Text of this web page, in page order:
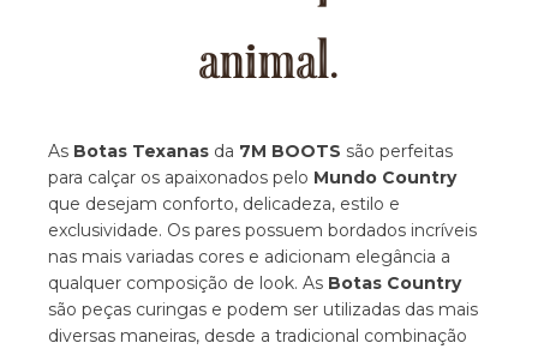
animal.
As Botas Texanas da 7M BOOTS são perfeitas
para calçar os apaixonados pelo Mundo Country
que desejam conforto, delicadeza, estilo e
exclusividade. Os pares possuem bordados incríveis
nas mais variadas cores e adicionam elegância a
qualquer composição de look. As Botas Country
são peças curingas e podem ser utilizadas das mais
diversas maneiras, desde a tradicional combinação